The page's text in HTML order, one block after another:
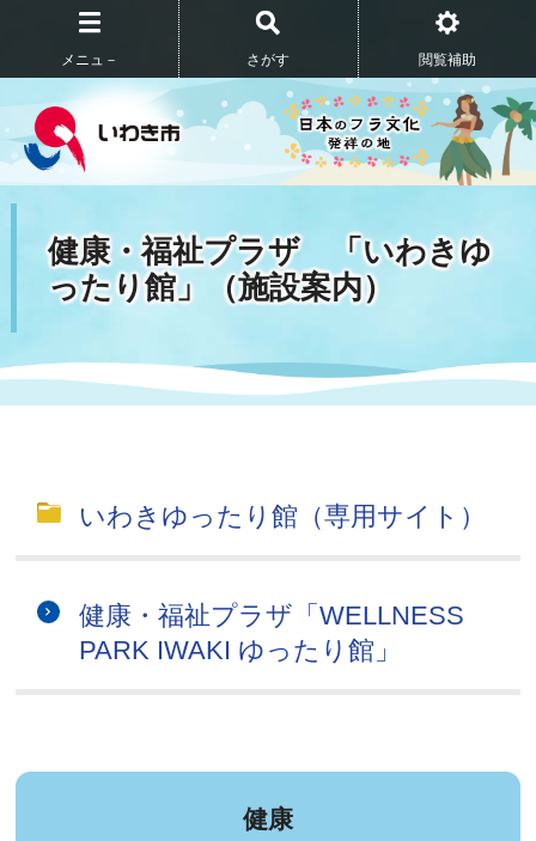
メニュ－ さがす 閲覧補助
健康・福祉プラザ 「いわきゆ
ったり館」（施設案内）
いわきゆったり館（専用サイト）
健康・福祉プラザ「WELLNESS
PARK IWAKI ゆったり館」
健康